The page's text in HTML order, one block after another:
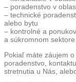
– poradenstvo v
– technické
alebo bytu
– kontrolné a
a súkromnom sektore
Pokiaľ máte záujem
poradenstvo,
stretnutia u Nás,